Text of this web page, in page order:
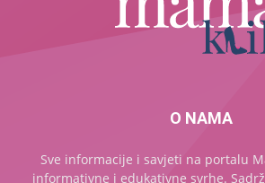
O NAMA
Sve informacije i savjeti na portalu
informativne i edukativne svrhe.